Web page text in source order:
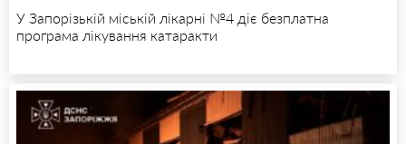
У Запорізькій міській лікарні №4 діє безплатна
програма лікування катаракти